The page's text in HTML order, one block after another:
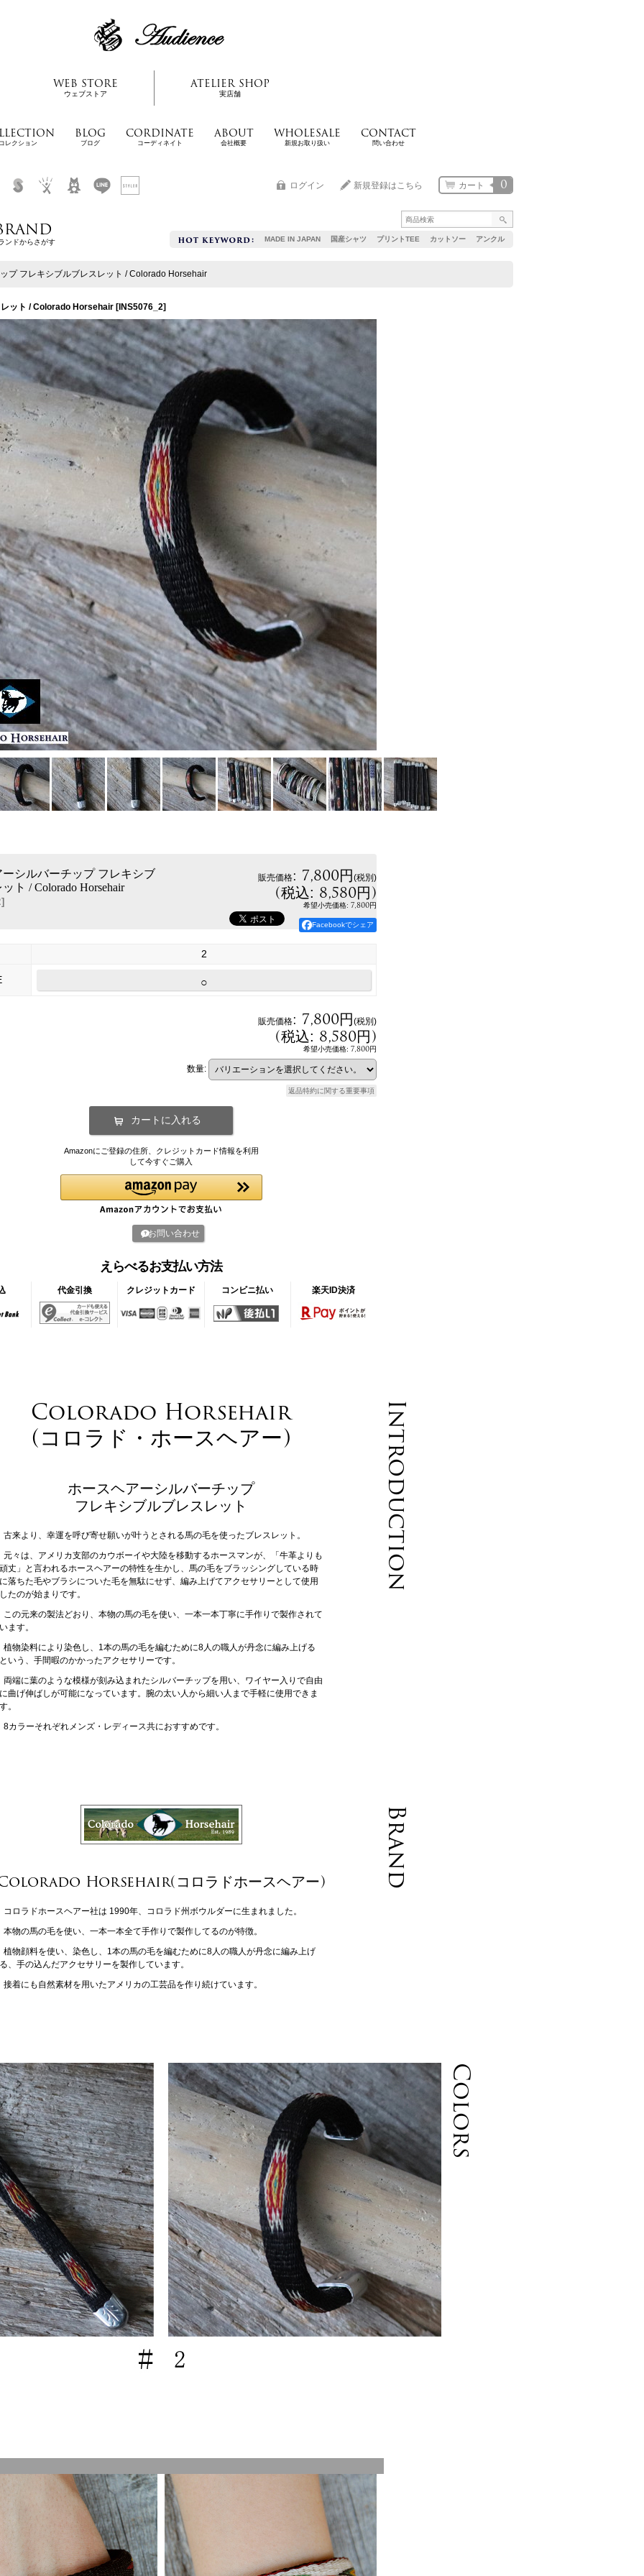
WEB STORE
ウェブストア
ATELIER SHOP
実店舗
レクション
BLOG
ブログ
CORDINATE
コーディネイト
ABOUT
会社概要
WHOLESALE
新規お取り扱い
CONTACT
問い合わせ
MADE IN JAPAN 国産シャツ プリントTEE カットソー アンクル
0
カート
ログイン 新規登録はこちら
ンドからさがす
プ フレキシブルブレスレット / Colorado Horsehair
ット / Colorado Horsehair [ INS5076_2]
シルバーチップ フレキシブ
ト / Colorado Horsehair
]
販売価格: 7,800円(税別)
(税込: 8,580円)
希望小売価格: 7,800円
Facebookでシェア
2
○
販売価格: 7,800円(税別)
(税込: 8,580円)
希望小売価格: 7,800円
数量:
返品特約に関する重要事項
Amazonにご登録の住所、クレジットカード情報を利用
して今すぐご購入
お問い合わせ
えらべるお支払い方法
代金引換 クレジットカード コンビニ払い 楽天ID決済
Introduction
Colorado Horsehair
(コロラド・ホースヘアー)
ホースヘアーシルバーチップ
フレキシブルブレスレット
古来より、幸運を呼び寄せ願いが叶うとされる馬の毛を使ったブレスレット。
元々は、アメリカ支部のカウボーイや大陸を移動するホースマンが、「牛革よりも
頑丈」と言われるホースヘアーの特性を生かし、馬の毛をブラッシングしている時
に落ちた毛やブラシについた毛を無駄にせず、編み上げてアクセサリーとして使用
したのが始まりです。
この元来の製法どおり、本物の馬の毛を使い、一本一本丁寧に手作りで製作されて
います。
植物染料により染色し、1本の馬の毛を編むために8人の職人が丹念に編み上げる
という、手間暇のかかったアクセサリーです。
両端に葉のような模様が刻み込まれたシルバーチップを用い、ワイヤー入りで自由
に曲げ伸ばしが可能になっています。腕の太い人から細い人まで手軽に使用できま
す。
8カラーそれぞれメンズ・レディース共におすすめです。
Brand
Horsehair(コロラドホースヘアー)
コロラドホースヘアー社は 1990年、コロラド州ボウルダーに生まれました。
本物の馬の毛を使い、一本一本全て手作りで製作してるのが特徴。
植物顔料を使い、染色し、1本の馬の毛を編むために8人の職人が丹念に編み上げ
る、手の込んだアクセサリーを製作しています。
接着にも自然素材を用いたアメリカの工芸品を作り続けています。
Colors